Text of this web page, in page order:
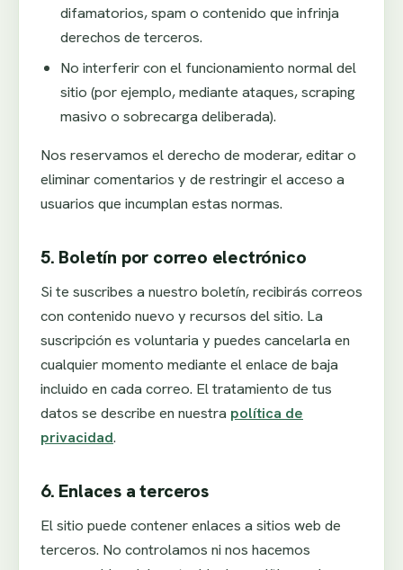
difamatorios, spam o contenido que infrinja
derechos de terceros.
No interferir con el funcionamiento normal del
sitio (por ejemplo, mediante ataques, scraping
masivo o sobrecarga deliberada).
Nos reservamos el derecho de moderar, editar o
eliminar comentarios y de restringir el acceso a
usuarios que incumplan estas normas.
5. Boletín por correo electrónico
Si te suscribes a nuestro boletín, recibirás correos
con contenido nuevo y recursos del sitio. La
suscripción es voluntaria y puedes cancelarla en
cualquier momento mediante el enlace de baja
incluido en cada correo. El tratamiento de tus
datos se describe en nuestra política de
privacidad.
6. Enlaces a terceros
El sitio puede contener enlaces a sitios web de
terceros. No controlamos ni nos hacemos